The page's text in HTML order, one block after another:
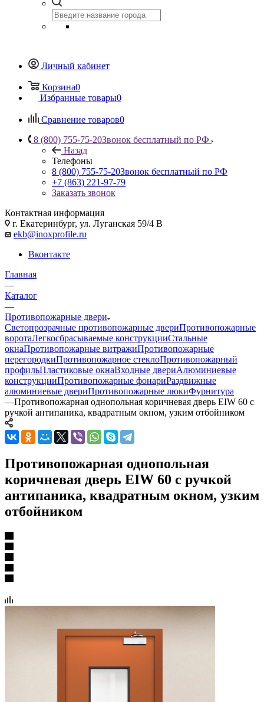
Личный кабинет
Корзина0
Избранные товары0
Сравнение товаров0
8 (800) 755-75-20Звонок бесплатный по РФ
Назад
Телефоны
8 (800) 755-75-20Звонок бесплатный по РФ
+7 (863) 221-97-79
Заказать звонок
Контактная информация
г. Екатеринбург, ул. Луганская 59/4 В
ekb@inoxprofile.ru
Вконтакте
Главная
—
Каталог
—
Противопожарные двери
Светопрозрачные противопожарные двериПротивопожарные
воротаЛегкосбрасываемые конструкцииСтальные
окнаПротивопожарные витражиПротивопожарные
перегородкиПротивопожарное стеклоПротивопожарный
профильПластиковые окнаВходные двериАлюминиевые
конструкцииПротивопожарные фонариРаздвижные
алюминиевые двериПротивопожарные люкиФурнитура
—Противопожарная однопольная коричневая дверь EIW 60 с
ручкой антипаника, квадратным окном, узким отбойником
Противопожарная однопольная
коричневая дверь EIW 60 с ручкой
антипаника, квадратным окном, узким
отбойником